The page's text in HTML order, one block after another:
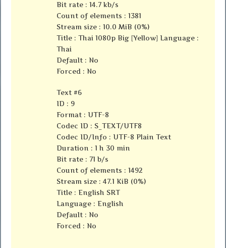
Bit rate : 14.7 kb/s
Count of elements : 1381
Stream size : 10.0 MiB (0%)
Title : Thai 1080p Big [Yellow] Language :
Thai
Default : No
Forced : No
Text #6
ID : 9
Format : UTF-8
Codec ID : S_TEXT/UTF8
Codec ID/Info : UTF-8 Plain Text
Duration : 1 h 30 min
Bit rate : 71 b/s
Count of elements : 1492
Stream size : 47.1 KiB (0%)
Title : English SRT
Language : English
Default : No
Forced : No